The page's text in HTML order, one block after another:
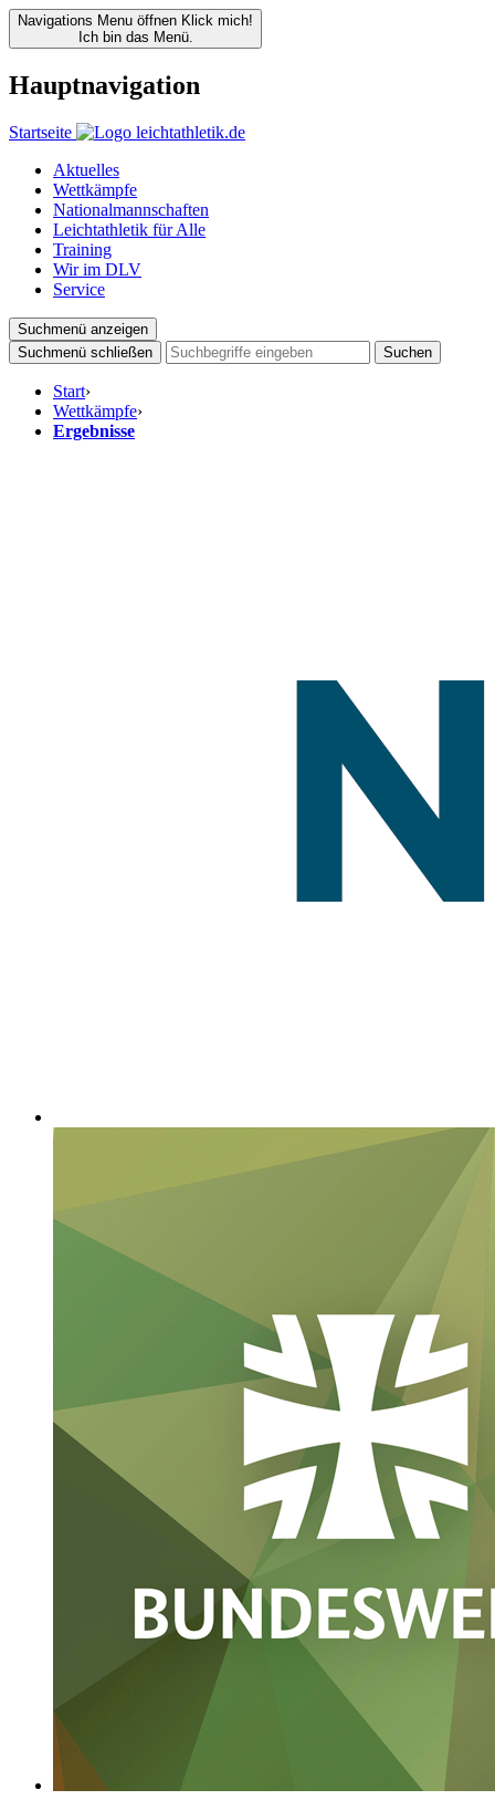
Navigations Menu öffnen Klick mich!
Ich bin das Menü.
Hauptnavigation
Startseite
Aktuelles
Wettkämpfe
Nationalmannschaften
Leichtathletik für Alle
Training
Wir im DLV
Service
Suchmenü anzeigen
Suchmenü schließen
Suchen
Start›
Wettkämpfe›
Ergebnisse